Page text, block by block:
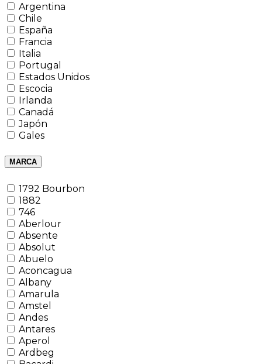
Argentina
Chile
España
Francia
Italia
Portugal
Estados Unidos
Escocia
Irlanda
Canadá
Japón
Gales
MARCA
1792 Bourbon
1882
746
Aberlour
Absente
Absolut
Abuelo
Aconcagua
Albany
Amarula
Amstel
Andes
Antares
Aperol
Ardbeg